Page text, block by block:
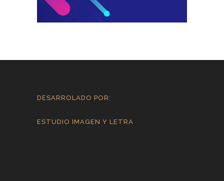
DESARROLADO POR:
ESTUDIO IMAGEN Y LETRA